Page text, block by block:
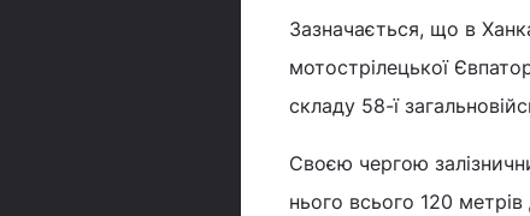
Зазначається, що в
мотострілецької
складу 58-ї
Своєю чергою
нього всього 120